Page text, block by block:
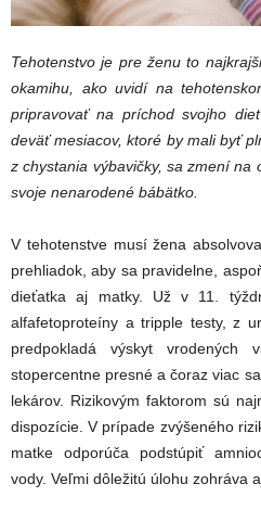
Tehotenstvo je pre ženu to
okamihu, ako uvidí na
pripravovať na príchod svojho
deväť mesiacov, ktoré by mali byť
z chystania výbavičky, sa zmení na
svoje nenarodené bábätko.
V tehotenstve musí žena
prehliadok, aby sa pravidelne,
dieťatka aj matky. Už v 11.
alfafetoproteíny a tripple testy, z
predpokladá výskyt
stopercentne presné a čoraz viac
lekárov. Rizikovým faktorom sú
dispozície. V prípade zvýšeného
matke odporúča podstúpiť
vody. Veľmi dôležitú úlohu zohráva